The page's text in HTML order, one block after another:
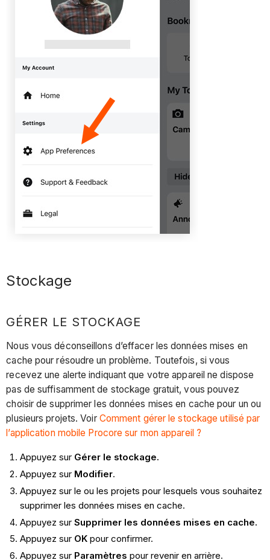
Stockage
GÉRER LE STOCKAGE
Nous vous déconseillons d’effacer les données mises en
cache pour résoudre un problème. Toutefois, si vous
recevez une alerte indiquant que votre appareil ne dispose
pas de suffisamment de stockage gratuit, vous pouvez
choisir de supprimer les données mises en cache pour un ou
plusieurs projets. Voir Comment gérer le stockage utilisé par
l’application mobile Procore sur mon appareil ?
Appuyez sur Gérer le stockage.
Appuyez sur Modifier.
Appuyez sur le ou les projets pour lesquels vous souhaitez
supprimer les données mises en cache.
Appuyez sur Supprimer les données mises en cache.
Appuyez sur OKpour confirmer.
Appuyez sur Paramètres pour revenir en arrière.